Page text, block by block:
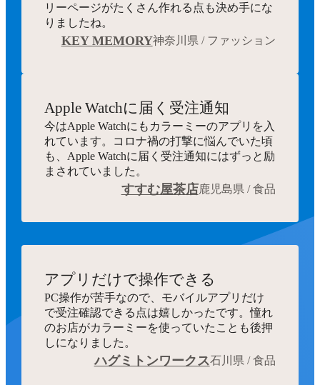
リーページがたくさん作れる点も決め手にな
りましたね。
KEY MEMORY神奈川県 / ファッション
Apple Watchに届く受注通知
今はApple Watchにもカラーミーのアプリを入
れています。コロナ禍の打撃に悩んでいた頃
も、Apple Watchに届く受注通知にはずっと励
まされていました。
すすむ屋茶店鹿児島県 / 食品
アプリだけで操作できる
PC操作が苦手なので、モバイルアプリだけ
で受注確認できる点は嬉しかったです。憧れ
のお店がカラーミーを使っていたことも後押
しになりました。
ハグミトンワークス石川県 / 食品